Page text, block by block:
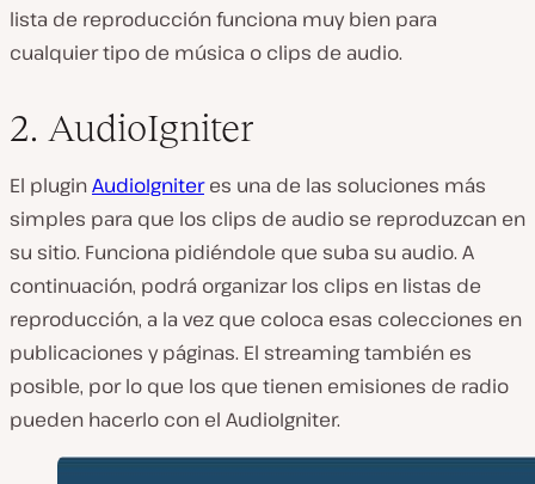
lista de reproducción funciona muy bien para
cualquier tipo de música o clips de audio.
2. AudioIgniter
El pluginAudioIgniteres una de las soluciones más
simples para que los clips de audio se reproduzcan en
su sitio. Funciona pidiéndole que suba su audio. A
continuación, podrá organizar los clips en listas de
reproducción, a la vez que coloca esas colecciones en
publicaciones y páginas. El streaming también es
posible, por lo que los que tienen emisiones de radio
pueden hacerlo con el AudioIgniter.